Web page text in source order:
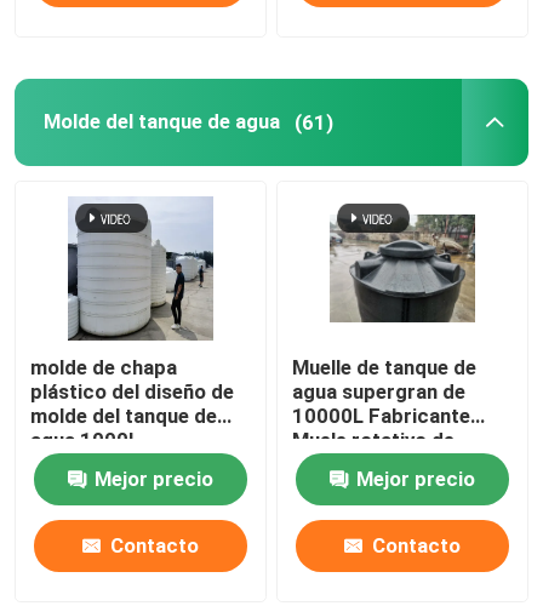
Productos
Videos
Sobre nosotros
Viaje de la fábrica
Control de calidad
Éntrenos en contacto con
Molde del tanque de agua (61)
molde de chapa
plástico del diseño de
molde del tanque de
agua 1000L
Rotomolding de
aluminioMejor precio
Contacto
Muelle de tanque de
agua supergran de
10000L Fabricante
Muele rotativo de
tanque de plástico
domésticoMejor precio
Contacto